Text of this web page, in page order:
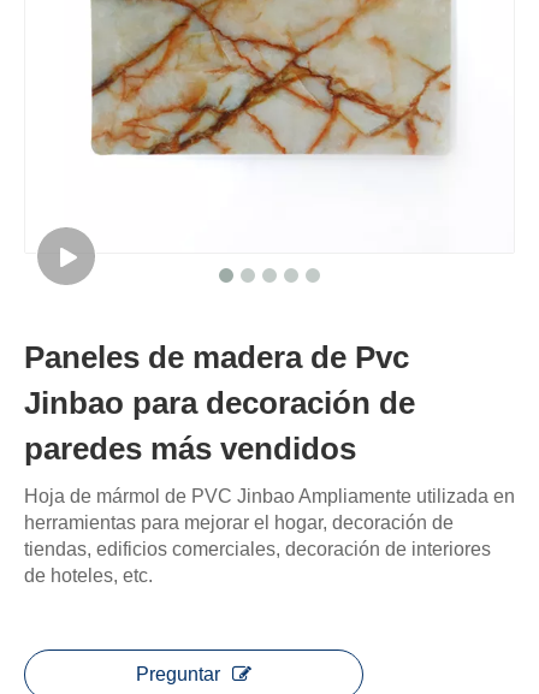
Paneles de madera de Pvc
Jinbao para decoración de
paredes más vendidos
Hoja de mármol de PVC Jinbao Ampliamente utilizada en
herramientas para mejorar el hogar, decoración de
tiendas, edificios comerciales, decoración de interiores
de hoteles, etc.
Preguntar